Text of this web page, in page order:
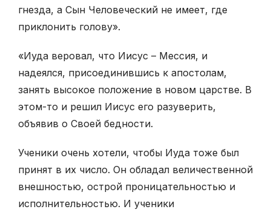
гнезда, а Сын Человеческий не имеет, где
приклонить голову».
«Иуда веровал, что Иисус – Мессия, и
надеялся, присоединившись к апостолам,
занять высокое положение в новом царстве. В
этом-то и решил Иисус его разуверить,
объявив о Своей бедности.
Ученики очень хотели, чтобы Иуда тоже был
принят в их число. Он обладал величественной
внешностью, острой проницательностью и
исполнительностью. И ученики